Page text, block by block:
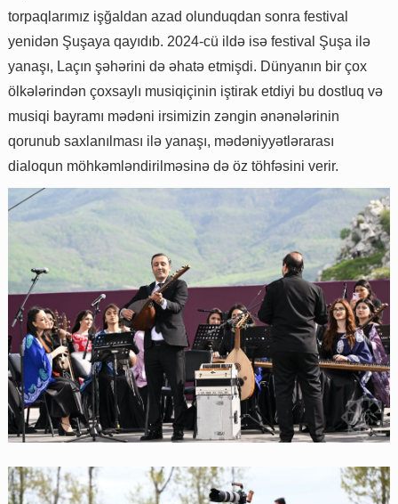
torpaqlarımız işğaldan azad olunduqdan sonra festival
yenidən Şuşaya qayıdıb. 2024-cü ildə isə festival Şuşa ilə
yanaşı, Laçın şəhərini də əhatə etmişdi. Dünyanın bir çox
ölkələrindən çoxsaylı musiqiçinin iştirak etdiyi bu dostluq və
musiqi bayramı mədəni irsimizin zəngin ənənələrinin
qorunub saxlanılması ilə yanaşı, mədəniyyətlərarası
dialoqun möhkəmləndirilməsinə də öz töhfəsini verir.